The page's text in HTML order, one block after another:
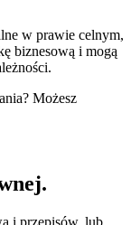
w prawie celnym,
biznesową i mogą
Możesz
.
i przepisów, lub